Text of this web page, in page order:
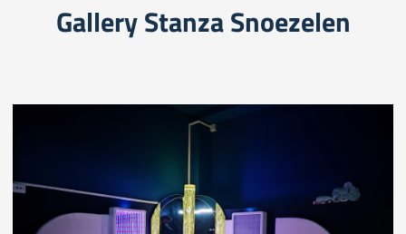
Gallery Stanza Snoezelen